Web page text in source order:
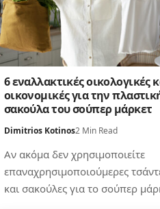
6 εναλλακτικές οικολογικές
οικονομικές για την
σακούλα του σούπερ μάρκετ
Dimitrios Kotinos2 Min Read
Αν ακόμα δεν χρησιμοποιείτε
επαναχρησιμοποιούμερες
και σακούλες για το σούπερ